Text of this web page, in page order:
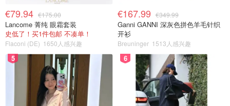
€79.94 €175.00
Lancome 菁纯 眼霜套装
史低了！买1件包邮 不凑单！
Flaconi (DE) 1650人感兴趣
€167.99 €349.99
Ganni GANNI 深灰色拼色羊毛针织
开衫
Breuninger 1513人感兴趣
5 6